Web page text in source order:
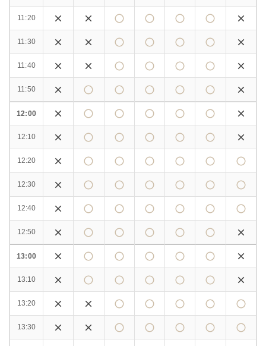
11:20
11:30
11:40
11:50
12:00
12:10
12:20
12:30
12:40
12:50
13:00
13:10
13:20
13:30